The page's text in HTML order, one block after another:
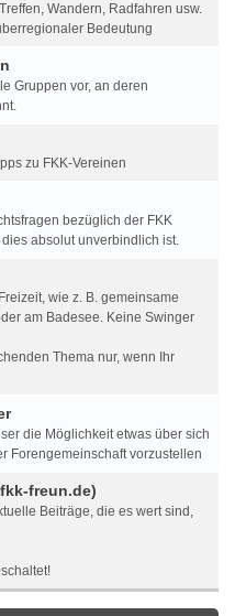
Wandern, Radfahren usw.
Bedeutung
Gruppen vor, an deren
zu FKK-Vereinen
bezüglich der FKK
absolut unverbindlich ist.
wie z. B. gemeinsame
am Badesee. Keine Swinger
Thema nur, wenn Ihr
die Möglichkeit etwas über sich
Forengemeinschaft vorzustellen
freun.de)
Beiträge, die es wert sind,